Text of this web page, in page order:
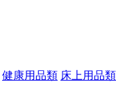
健康用品類 床上用品類